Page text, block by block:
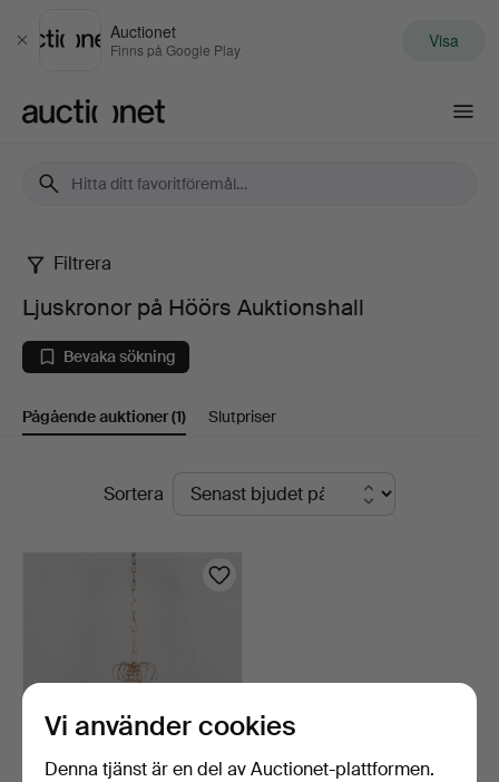
Stäng
Auctionet
Finns på Google Play Visa
Ljuskronor
på
Höörs
Auktionshall
Filtrera
Ljuskronor på Höörs Auktionshall
Bevaka sökning
Pågående auktioner(1) Slutpriser
PågåendeSortera
Vi använder cookies
Denna tjänst är en del av Auctionet-plattformen.